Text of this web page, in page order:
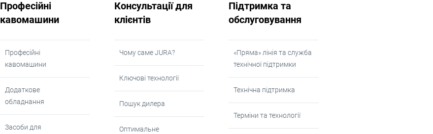
Професійні
кавомашини
Професійні
кавомашини
Додаткове
обладнання
Засоби для
Консультації для
клієнтів
Чому саме JURA?
Ключові технології
Пошук дилера
Оптимальне
Підтримка та
обслуговування
«Пряма» лінія та служба
технічної підтримки
Технічна підтримка
Терміни та технології